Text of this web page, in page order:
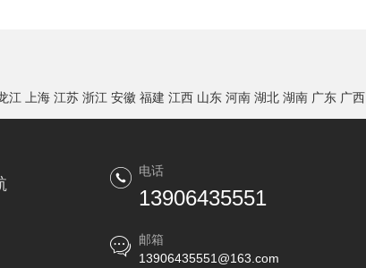
江 上海 江苏 浙江 安徽 福建 江西 山东 河南 湖北 湖南 广东 广西
电话
13906435551
邮箱
13906435551@163.com